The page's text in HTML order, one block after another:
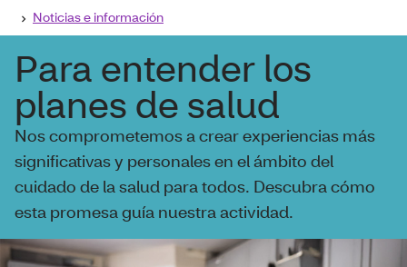
Noticias e información
Para entender los
planes de salud
Nos comprometemos a crear experiencias más
significativas y personales en el ámbito del
cuidado de la salud para todos. Descubra cómo
esta promesa guía nuestra actividad.